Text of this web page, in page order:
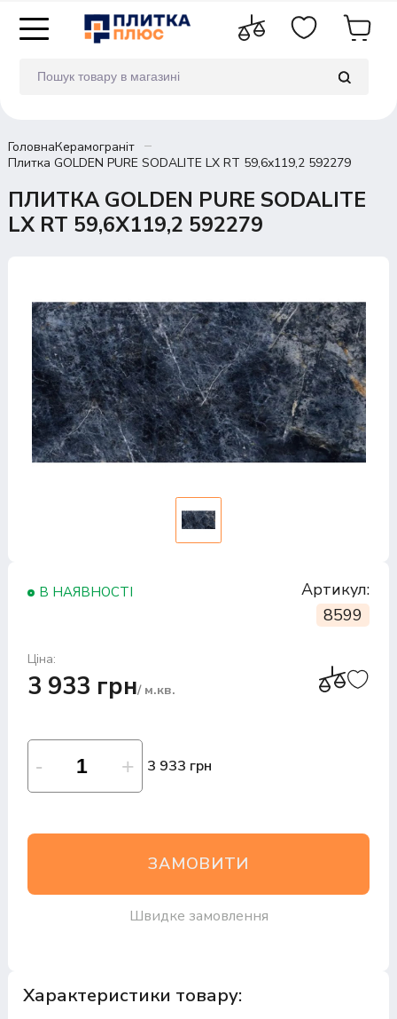
ГоловнаКерамограніт
Плитка GOLDEN PURE SODALITE LX RT 59,6х119,2 592279
ПЛИТКА GOLDEN PURE SODALITE
LX RT 59,6Х119,2 592279
В НАЯВНОСТІ
Артикул:
8599
Ціна:
3 933 грн/ м.кв.
3 933 грн
ЗАМОВИТИ
Швидке замовлення
Характеристики товару: